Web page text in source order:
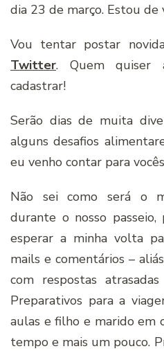
dia 23 de março. Estou
Vou tentar postar
Twitter. Quem quiser
cadastrar!
Serão dias de muita
alguns desafios
eu venho contar para
Não sei como será o
durante o nosso
esperar a minha volta
mails e comentários –
com respostas
Preparativos para a
aulas e filho e marido em
tempo e mais um pouco.